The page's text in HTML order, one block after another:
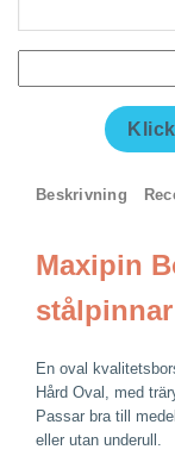
Beskrivning
Maxipin
En oval
Hård Oval, med
Passar bra till
eller utan underull.